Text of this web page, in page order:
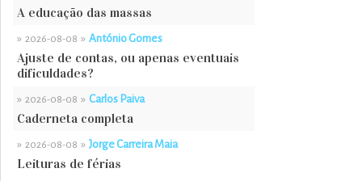
A educação das massas
» 2026-08-08 » António Gomes
Ajuste de contas, ou apenas eventuais
dificuldades?
» 2026-08-08 » Carlos Paiva
Caderneta completa
» 2026-08-08 » Jorge Carreira Maia
Leituras de férias